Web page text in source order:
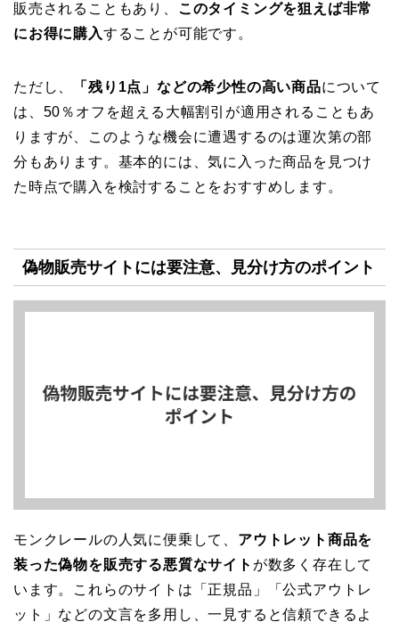
販売されることもあり、
このタイミングを狙えば非常
にお得に購入することが可能です。
ただし、 「残り1点」などの希少性の高い商品について
は、50％オフを超える大幅割引が適用されることもあ
りますが、このような機会に遭遇するのは運次第の部
分もあります。基本的には、気に入った商品を見つけ
た時点で購入を検討することをおすすめします。
偽物販売サイトには要注意、見分け方のポイント
モンクレールの人気に便乗して、 アウトレット商品を
装った偽物を販売する悪質なサイト が数多く存在して
います。これらのサイトは「正規品」「公式アウトレ
ット」などの文言を多用し、一見すると信頼できるよ